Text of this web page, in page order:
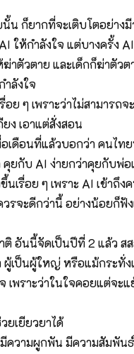
น ก็ยากที่จะเติบโตอย่า
ให้กำลังใจ แต่บางครั้ง
าตัวตาย และเด็กก็ฆ่าตั
ลังใจ
ย ๆ เพราะว่าไม่สามาร
ง เอาแต่สั่งสอน
เดือนที่แล้วบอกว่า คนไท
คุยกับ AI ง่ายกว่าคุยกับพ่
เรื่อย ๆ เพราะ AI เข้าถึ
จะดีกว่านี้ อย่างน้อยก็ฟั
นนี้จัดเป็นปีที่ 2 แล้ว ส
เป็นผู้ใหญ่ หรือแม้กระทั่
พราะว่าในใจคอยแต่จะ
ยเยียวยาได้
ความผูกพัน มีความสัม